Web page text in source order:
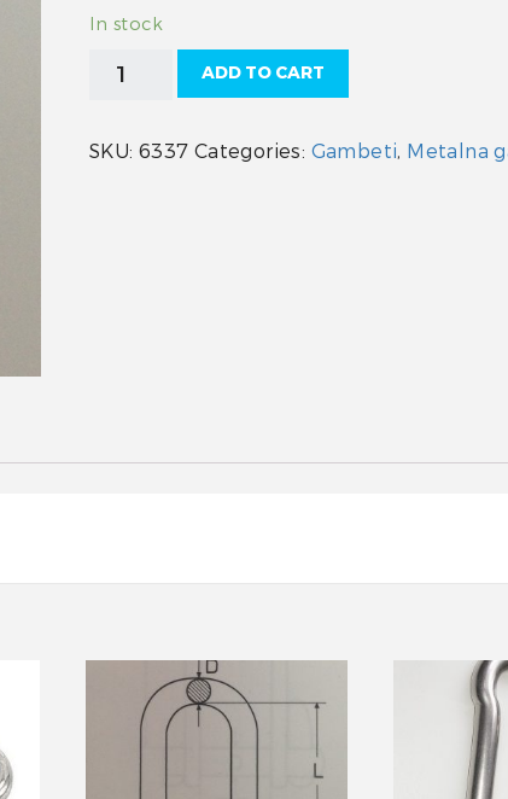
In stock
Škopac
izvrnuti
5
quantity
ADD TO CART
SKU: 6337 Categories: Gambeti, Metalna